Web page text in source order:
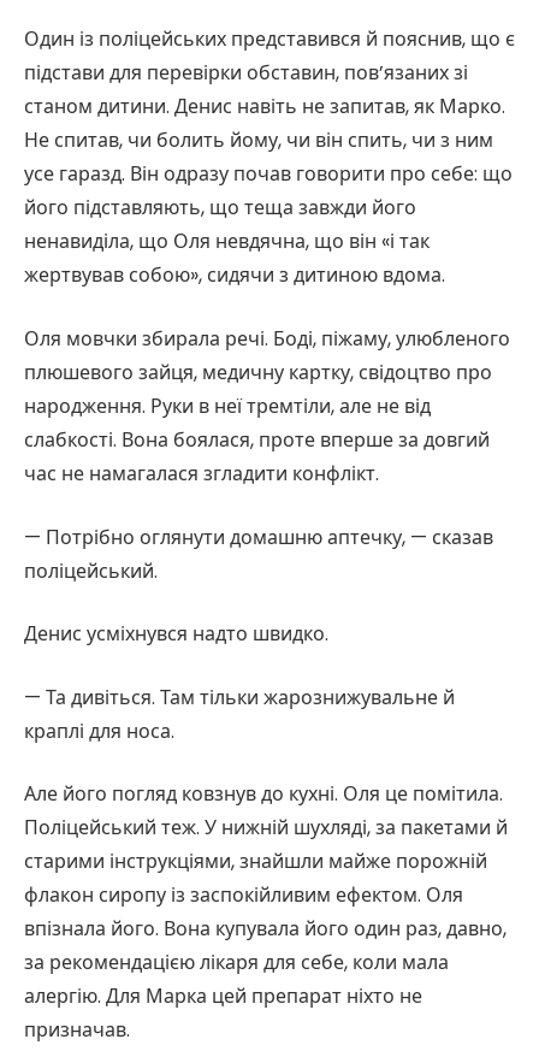
Один із поліцейських представився й пояснив, що є
підстави для перевірки обставин, пов’язаних зі
станом дитини. Денис навіть не запитав, як Марко.
Не спитав, чи болить йому, чи він спить, чи з ним
усе гаразд. Він одразу почав говорити про себе: що
його підставляють, що теща завжди його
ненавиділа, що Оля невдячна, що він «і так
жертвував собою», сидячи з дитиною вдома.
Оля мовчки збирала речі. Боді, піжаму, улюбленого
плюшевого зайця, медичну картку, свідоцтво про
народження. Руки в неї тремтіли, але не від
слабкості. Вона боялася, проте вперше за довгий
час не намагалася згладити конфлікт.
— Потрібно оглянути домашню аптечку, — сказав
поліцейський.
Денис усміхнувся надто швидко.
— Та дивіться. Там тільки жарознижувальне й
краплі для носа.
Але його погляд ковзнув до кухні. Оля це помітила.
Поліцейський теж. У нижній шухляді, за пакетами й
старими інструкціями, знайшли майже порожній
флакон сиропу із заспокійливим ефектом. Оля
впізнала його. Вона купувала його один раз, давно,
за рекомендацією лікаря для себе, коли мала
алергію. Для Марка цей препарат ніхто не
призначав.